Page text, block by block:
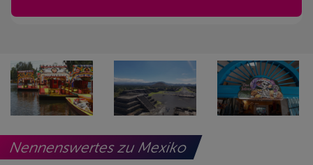
Nennenswertes zu Mexiko